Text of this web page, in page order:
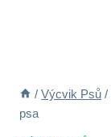
/ Výcvik Psů /
psa